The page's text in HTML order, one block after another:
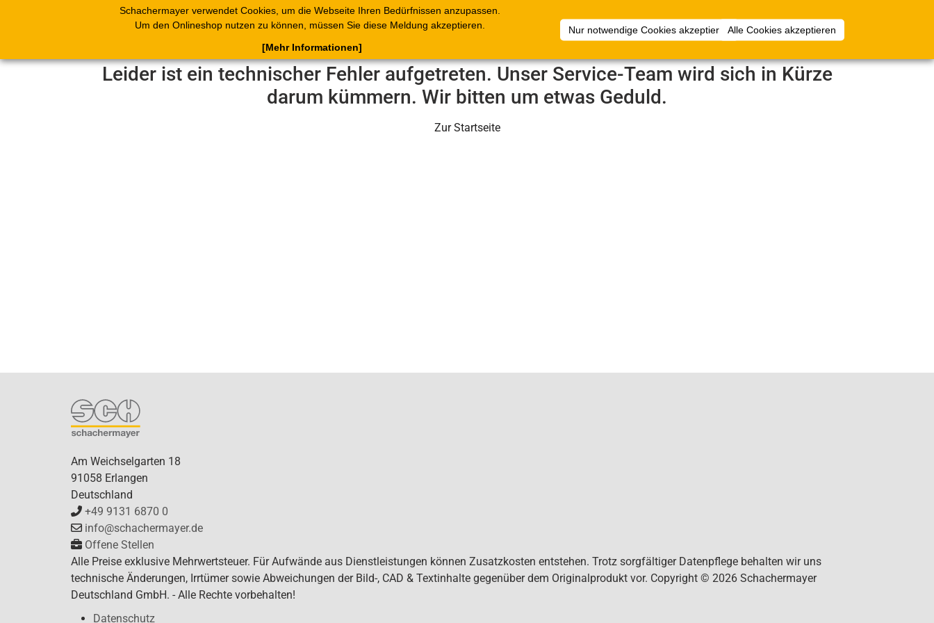
Schachermayer verwendet Cookies, um die Webseite Ihren Bedürfnissen anzupassen.
Um den Onlineshop nutzen zu können, müssen Sie diese Meldung akzeptieren.
Nur notwendige Cookies akzeptierenAlle Cookies akzeptieren
[Mehr Informationen]
Produkte Blätterkataloge Belege C.Online Unternehmen Artikelsammlungen Mehr Anmelden
Leider ist ein technischer Fehler aufgetreten. Unser Service-Team wird sich in Kürze
darum kümmern. Wir bitten um etwas Geduld.
Zur Startseite
Am Weichselgarten 18
91058 Erlangen
Deutschland
+49 9131 6870 0
info@schachermayer.de
Offene Stellen
Alle Preise exklusive Mehrwertsteuer. Für Aufwände aus Dienstleistungen können Zusatzkosten entstehen. Trotz sorgfältiger Datenpflege behalten wir uns
technische Änderungen, Irrtümer sowie Abweichungen der Bild-, CAD & Textinhalte gegenüber dem Originalprodukt vor. Copyright © 2026 Schachermayer
Deutschland GmbH. - Alle Rechte vorbehalten!
Datenschutz